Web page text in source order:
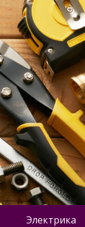
Электрика